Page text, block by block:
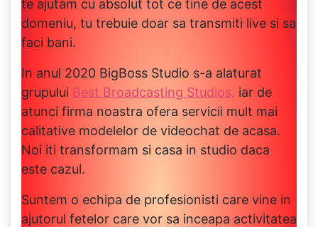
te ajutam cu absolut tot ce tine de acest
domeniu, tu trebuie doar sa transmiti live si sa
faci bani.
In anul 2020 BigBoss Studio s-a alaturat
grupului Best Broadcasting Studios, iar de
atunci firma noastra ofera servicii mult mai
calitative modelelor de videochat de acasa.
Noi iti transformam si casa in studio daca
este cazul.
Suntem o echipa de profesionisti care vine in
ajutorul fetelor care vor sa inceapa activitatea